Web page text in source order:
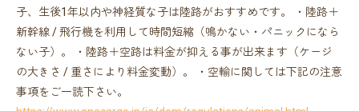
子、生後1年以内や神経質な子は陸路がおすすめです。 ・陸路＋
新幹線 / 飛行機を利用して時間短縮（鳴かない・パニックになら
ない子）。 ・陸路＋空路は料金が抑える事が出来ます（ケージ
の大きさ / 重さにより料金変動）。 ・空輸に関しては下記の注意
事項をご一読下さい。